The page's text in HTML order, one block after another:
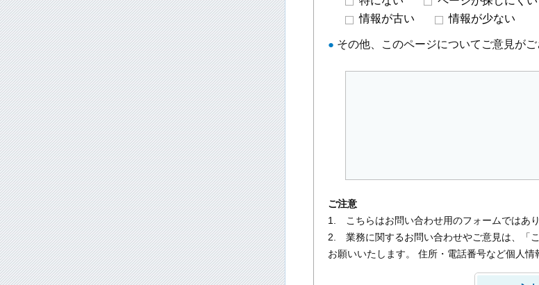
情報が古い
情報が少ない
● その他、このページについてご意見が
ご注意
1. こちらはお問い合わせ用のフォームではあり
2. 業務に関するお問い合わせやご意見は、「
お願いいたします。 住所・電話番号など個人情